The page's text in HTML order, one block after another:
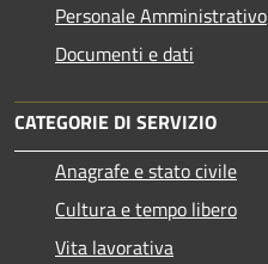
Personale Amministrativo
Documenti e dati
CATEGORIE DI SERVIZIO
Anagrafe e stato civile
Cultura e tempo libero
Vita lavorativa